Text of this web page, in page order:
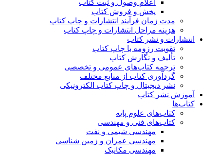
اعلام وصول و ثبت کتاب
پخش و فروش کتاب
مدت زمان فرآیند انتشارات و چاپ کتاب
هزینه مراحل انتشارات و چاپ کتاب
انتشارات و نشر کتاب
تقویت رزومه با چاپ کتاب
تألیف و نگارش کتاب
ترجمه کتاب‌های عمومی و تخصصی
گردآوری کتاب از منابع مختلف
نشر دیجیتال و چاپ کتاب الکترونیکی
آموزش نشر کتاب
کتاب‌ها
کتاب‌های علوم پایه
کتاب‌های فنی و مهندسی
مهندسی شیمی و نفت
مهندسی عمران و زمین شناسی
مهندسی مکانیک